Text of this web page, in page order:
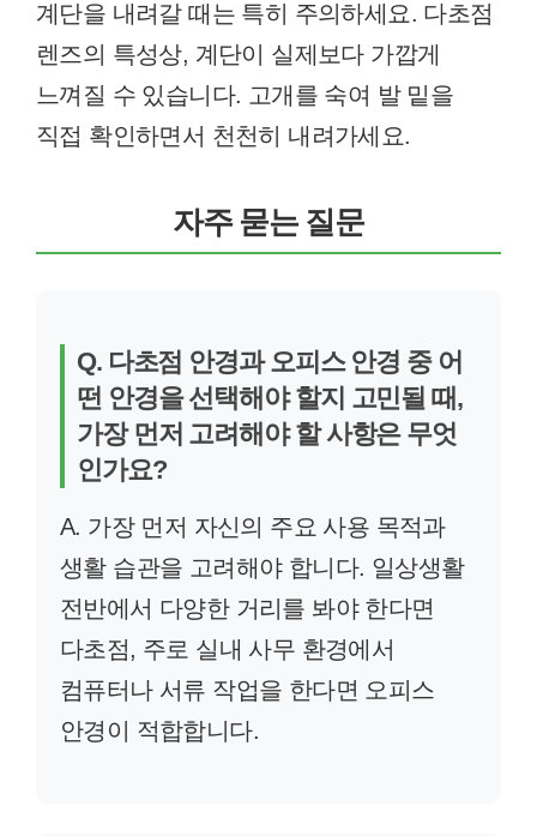
계단을 내려갈 때는 특히 주의하세요. 다초점
렌즈의 특성상, 계단이 실제보다 가깝게
느껴질 수 있습니다. 고개를 숙여 발 밑을
직접 확인하면서 천천히 내려가세요.
자주 묻는 질문
Q. 다초점 안경과 오피스 안경 중 어
떤 안경을 선택해야 할지 고민될 때,
가장 먼저 고려해야 할 사항은 무엇
인가요?
A. 가장 먼저 자신의 주요 사용 목적과
생활 습관을 고려해야 합니다. 일상생활
전반에서 다양한 거리를 봐야 한다면
다초점, 주로 실내 사무 환경에서
컴퓨터나 서류 작업을 한다면 오피스
안경이 적합합니다.